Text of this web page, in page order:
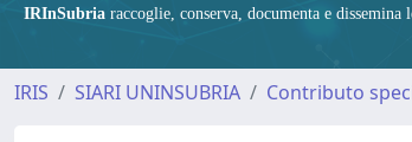
IRInSubria raccoglie, conserva, documenta e
IRIS SIARI UNINSUBRIA Contributo